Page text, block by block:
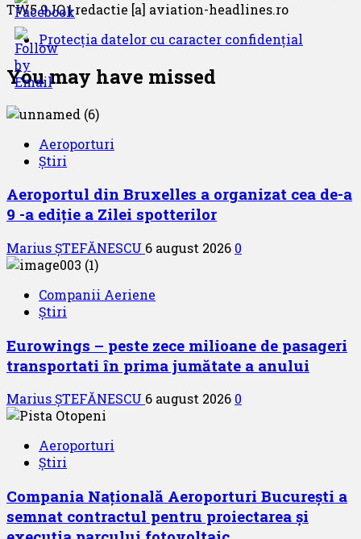
TW5 9JQ | redactie [a] aviation-headlines.ro
Protecția datelor cu caracter confidențial
You may have missed
Aeroporturi
Știri
Aeroportul din Bruxelles a organizat cea de-a
9 -a ediție a Zilei spotterilor
Marius ȘTEFĂNESCU 6 august 2026 0
Companii Aeriene
Știri
Eurowings – peste zece milioane de pasageri
transportati în prima jumătate a anului
Marius ȘTEFĂNESCU 6 august 2026 0
Aeroporturi
Știri
Compania Națională Aeroporturi București a
semnat contractul pentru proiectarea și